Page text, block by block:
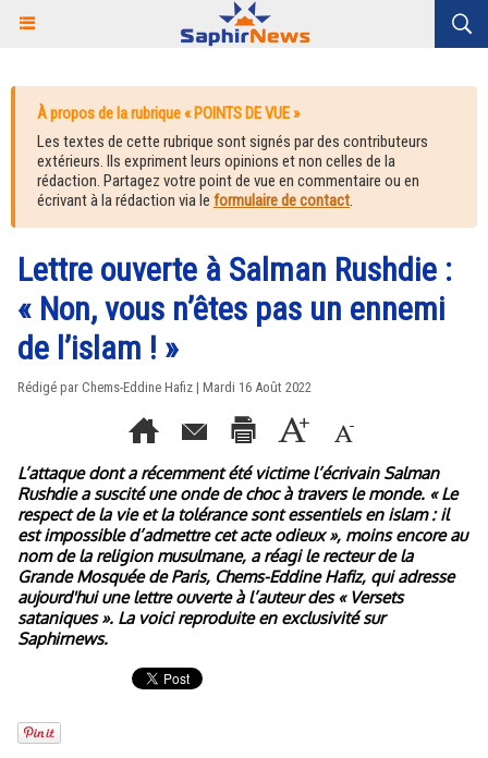
À propos de la rubrique « POINTS DE VUE »
Les textes de cette rubrique sont signés par des contributeurs
extérieurs. Ils expriment leurs opinions et non celles de la
rédaction. Partagez votre point de vue en commentaire ou en
écrivant à la rédaction via le formulaire de contact.
Lettre ouverte à Salman Rushdie :
« Non, vous n’êtes pas un ennemi
de l’islam ! »
Rédigé par Chems-Eddine Hafiz | Mardi 16 Août 2022
L’attaque dont a récemment été victime l’écrivain Salman
Rushdie a suscité une onde de choc à travers le monde. « Le
respect de la vie et la tolérance sont essentiels en islam : il
est impossible d’admettre cet acte odieux », moins encore au
nom de la religion musulmane, a réagi le recteur de la
Grande Mosquée de Paris, Chems-Eddine Hafiz, qui adresse
aujourd'hui une lettre ouverte à l’auteur des « Versets
sataniques ». La voici reproduite en exclusivité sur
Saphirnews.